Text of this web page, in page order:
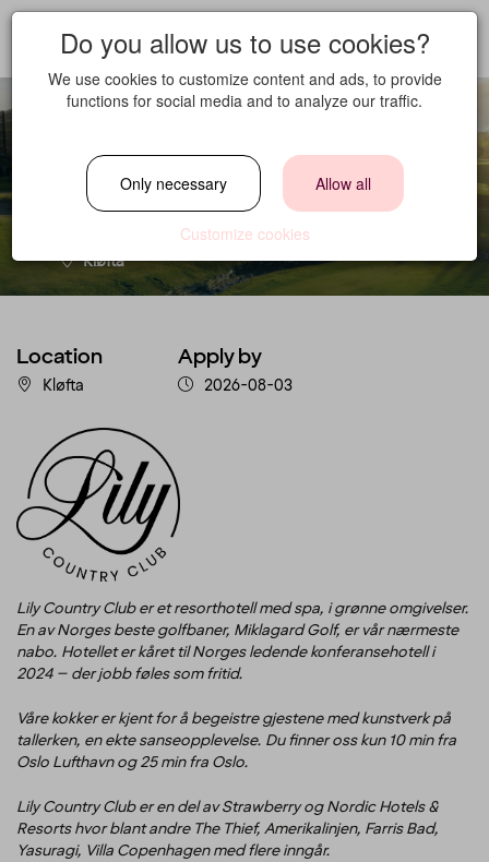
Conference Crew
Kløfta
Location
Kløfta
Apply by
2026-08-03
Lily Country Club er et resorthotell med spa, i grønne omgivelser.
En av Norges beste golfbaner, Miklagard Golf, er vår nærmeste
nabo. Hotellet er kåret til Norges ledende konferansehotell i
2024 – der jobb føles som fritid.
Våre kokker er kjent for å begeistre gjestene med kunstverk på
tallerken, en ekte sanseopplevelse. Du finner oss kun 10 min fra
Oslo Lufthavn og 25 min fra Oslo.
Lily Country Club er en del av Strawberry og Nordic Hotels &
Resorts hvor blant andre The Thief, Amerikalinjen, Farris Bad,
Yasuragi, Villa Copenhagen med flere inngår.
Do you allow us to use cookies?
We use cookies to customize content and ads, to provide
functions for social media and to analyze our traffic.
Only necessary Allow all
Customize cookies